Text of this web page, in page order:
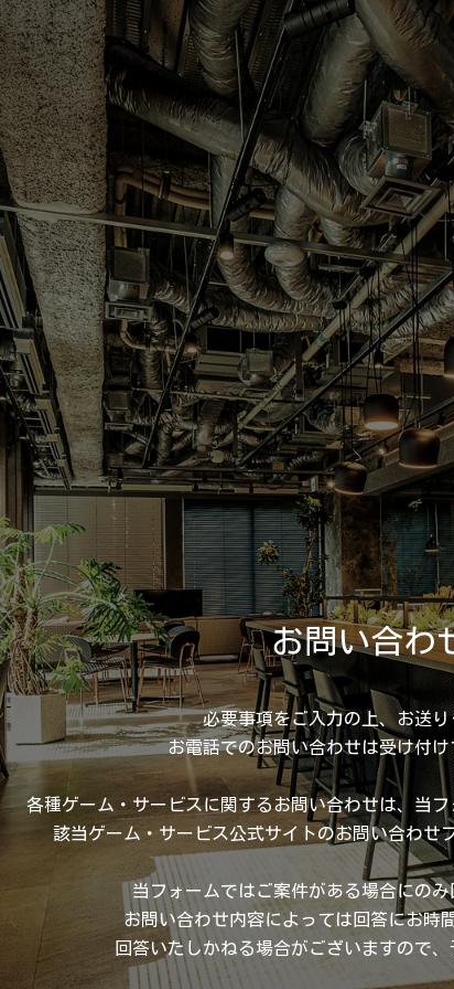
お問い合わ
必要事項をご入力の上、お送
お電話でのお問い合わせは受け付
各種ゲーム・サービスに関するお問い合わせは、当
該当ゲーム・サービス公式サイトのお問い合わせ
当フォームではご案件がある場合にの
お問い合わせ内容によっては回答にお時
回答いたしかねる場合がございますので